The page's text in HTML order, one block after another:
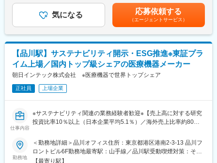
マネージャー：1名
リーダー：2名
メンバー：十数名
平均年齢：28歳
■当社について：
当社は業界のパイオニア企業として、これまでに700社以上、
2,000件を超える支援実績があり、幅広い企業の持続可能な未来づ
くりに貢献しています。現在第二次創業期として成長を続けてお
変更の範囲：会社の定める業務
入社後は、資料準備やスケジュール調整、イベント運営などの実
務からスタートするため専門知識や経験がなくても安心してチャ
レンジできます。
■業務詳細：
先輩社員のサポートを受けながら、以下の業務を担当します。
※まずは簡単な業務からお任せします。
・社内外関係者とのスケジュール調整
・開示資料・説明資料のチェック、修正
・その他、経営企画室内のサポート業務（簡単なリサーチ、英語
メール対応など）
経営企画室：3名体制（男性2名・女性1名）
少人数のチームのため、質問や相談がしやすい環境です。
室長が担っている業務を、段階的に引き継ぐ想定です。
業時間は社内規定により30時間が上限となっております。賃金は
あくまでも目安の金額であり、選考を通じて上下する可能性があ
ります。月給(月額)は固定手当を含めた表記です。
気になる 応募依頼する
（エージェントサービス）
【品川駅】サステナビリティ開示・ESG推進※東証プラ
イム上場／国内トップ級シェアの医療機器メーカー
朝日インテック株式会社 ※医療機器で世界トップシェア
正社員 上場企業
仕事内容
※サステナビリティ関連の業務経験者歓迎※【売上高に対する研究
投資比率10％以上（日本企業平均5.1％）／海外売上比率約80％
■採用背景：
当社では、国内外のサステナビリティ開示基準や関連制度への対
勤務地
＜勤務地詳細＞品川オフィス住所：東京都港区港南2-3-13 品川フ
ロントビル6F勤務地最寄駅：山手線／品川駅受動喫煙対策：その
他（オフィス内禁煙【施設／ビル内に喫煙ルームあり】）変更の
【最寄り駅】